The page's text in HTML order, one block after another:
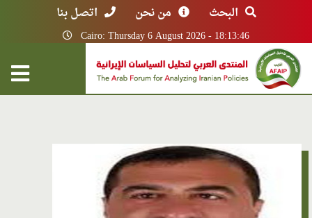
البحث من نحن اتصل بنا
Cairo: Thursday 6 August 2026 - 18:13:46